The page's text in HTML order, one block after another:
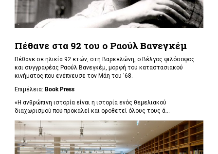
Πέθανε στα 92 του ο Ραούλ Βανεγκέμ
Πέθανε σε ηλικία 92 ετών, στη Βαρκελώνη, ο Βέλγος φιλόσοφος
και συγγραφέας Ραούλ Βανεγκέμ, μορφή του καταστασιακού
κινήματος που ενέπνευσε τον Μάη του '68.
Επιμέλεια: Book Press
«Η ανθρώπινη ιστορία είναι η ιστορία ενός θεμελιακού
διαχωρισμού που προκαλεί και οροθετεί όλους τους ά...